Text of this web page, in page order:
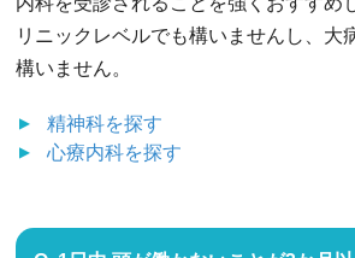
リニックレベルでも構いませんし、大
構いません。
精神科を探す
心療内科を探す